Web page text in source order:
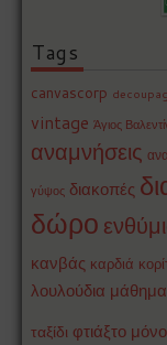
Tags
canvascorp
vintage Άγιος
αναμνήσεις
γύψος διακοπές
δώρο
κανβάς καρδιά
λουλούδια μάθημα
ταξίδι φτιάξτο